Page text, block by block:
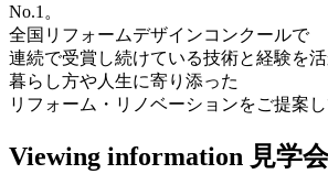
No.1。
全国リフォームデザインコンクールで
連続で受賞し続けている技術と経験を活
暮らし方や人生に寄り添った
リフォーム・リノベーションをご提案し
Viewing information 見学